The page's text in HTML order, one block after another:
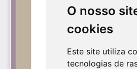
O nosso
cookies
Este site utiliza
tecnologias de